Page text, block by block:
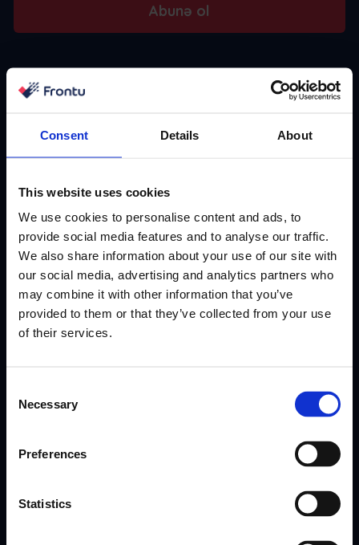
Consent Details About
This website uses cookies
We use cookies to personalise content and ads, to
provide social media features and to analyse our traffic.
We also share information about your use of our site with
our social media, advertising and analytics partners who
may combine it with other information that you’ve
provided to them or that they’ve collected from your use
of their services.
Selection
Necessary
Preferences
Statistics
Abunə ol
İşçilər tətbiqi Motivity WorkforceMotivity Workforce
Qiymətləndirmə